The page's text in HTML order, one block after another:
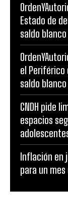
Estado de
saldo blanco
el Periférico
saldo blanco
CNDH pide
espacios
Inflación en
para un mes